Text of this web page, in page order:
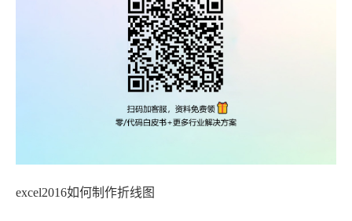
excel2016如何制作折线图